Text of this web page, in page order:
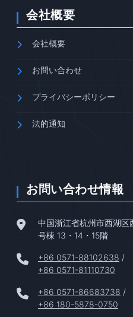
会社概要
会社概要
お問い合わせ
プライバシーポリシー
法的通知
お問い合わせ情報
中国浙江省杭州市西湖
号棟 13・14・15階
+86 0571-88102638 /
+86 0571-81110730
+86 0571-86683738 /
+86 180-5878-0750